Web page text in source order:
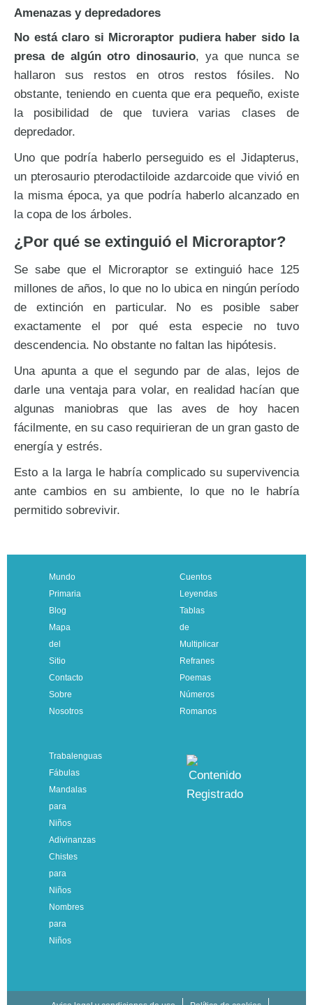
Amenazas y depredadores
No está claro si Microraptor pudiera haber sido la
presa de algún otro dinosaurio, ya que nunca se
hallaron sus restos en otros restos fósiles. No
obstante, teniendo en cuenta que era pequeño, existe
la posibilidad de que tuviera varias clases de
depredador.
Uno que podría haberlo perseguido es el Jidapterus,
un pterosaurio pterodactiloide azdarcoide que vivió en
la misma época, ya que podría haberlo alcanzado en
la copa de los árboles.
¿Por qué se extinguió el Microraptor?
Se sabe que el Microraptor se extinguió hace 125
millones de años, lo que no lo ubica en ningún período
de extinción en particular. No es posible saber
exactamente el por qué esta especie no tuvo
descendencia. No obstante no faltan las hipótesis.
Una apunta a que el segundo par de alas, lejos de
darle una ventaja para volar, en realidad hacían que
algunas maniobras que las aves de hoy hacen
fácilmente, en su caso requirieran de un gran gasto de
energía y estrés.
Esto a la larga le habría complicado su supervivencia
ante cambios en su ambiente, lo que no le habría
permitido sobrevivir.
Mundo
Primaria
Blog
Mapa
del
Sitio
Contacto
Sobre
Nosotros
Cuentos
Leyendas
Tablas
de
Multiplicar
Refranes
Poemas
Números
Romanos
Trabalenguas
Fábulas
Mandalas
para
Niños
Adivinanzas
Chistes
para
Niños
Nombres
para
Niños